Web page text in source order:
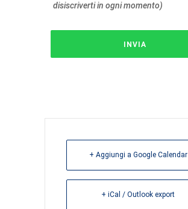
disiscriverti in ogni momento)
+ Aggiungi a Google Calendar
+ iCal / Outlook export